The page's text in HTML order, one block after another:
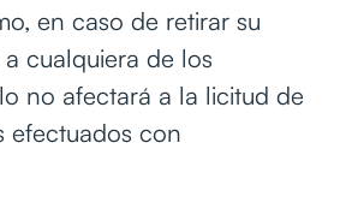
en caso de retirar su
cualquiera de los
no afectará a la licitud de
efectuados con